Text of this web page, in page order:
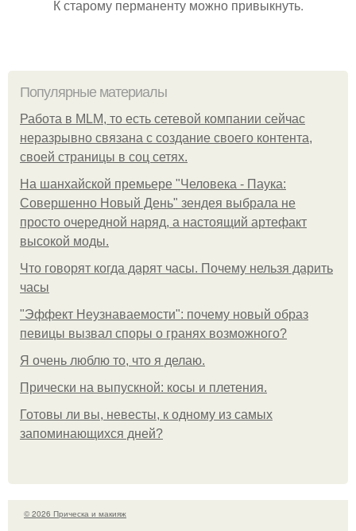
К старому перманенту можно привыкнуть.
Популярные материалы
Работа в MLM, то есть сетевой компании сейчас
неразрывно связана с создание своего контента,
своей страницы в соц сетях.
На шанхайской премьере "Человека - Паука:
Совершенно Новый День" зендея выбрала не
просто очередной наряд, а настоящий артефакт
высокой моды.
Что говорят когда дарят часы. Почему нельзя дарить
часы
"Эффект Неузнаваемости": почему новый образ
певицы вызвал споры о гранях возможного?
Я очень люблю то, что я делаю.
Прически на выпускной: косы и плетения.
Готовы ли вы, невесты, к одному из самых
запоминающихся дней?
© 2026 Прическа и макияж